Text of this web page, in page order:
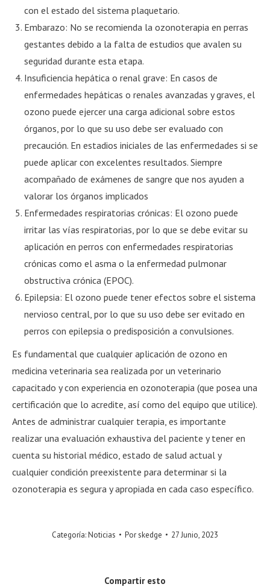
con el estado del sistema plaquetario.
Embarazo: No se recomienda la ozonoterapia en perras
gestantes debido a la falta de estudios que avalen su
seguridad durante esta etapa.
Insuficiencia hepática o renal grave: En casos de
enfermedades hepáticas o renales avanzadas y graves, el
ozono puede ejercer una carga adicional sobre estos
órganos, por lo que su uso debe ser evaluado con
precaución. En estadios iniciales de las enfermedades si se
puede aplicar con excelentes resultados. Siempre
acompañado de exámenes de sangre que nos ayuden a
valorar los órganos implicados
Enfermedades respiratorias crónicas: El ozono puede
irritar las vías respiratorias, por lo que se debe evitar su
aplicación en perros con enfermedades respiratorias
crónicas como el asma o la enfermedad pulmonar
obstructiva crónica (EPOC).
Epilepsia: El ozono puede tener efectos sobre el sistema
nervioso central, por lo que su uso debe ser evitado en
perros con epilepsia o predisposición a convulsiones.
Es fundamental que cualquier aplicación de ozono en
medicina veterinaria sea realizada por un veterinario
capacitado y con experiencia en ozonoterapia (que posea una
certificación que lo acredite, así como del equipo que utilice).
Antes de administrar cualquier terapia, es importante
realizar una evaluación exhaustiva del paciente y tener en
cuenta su historial médico, estado de salud actual y
cualquier condición preexistente para determinar si la
ozonoterapia es segura y apropiada en cada caso específico.
Categoría:Noticias Porskedge 27 Junio, 2023
Compartir esto